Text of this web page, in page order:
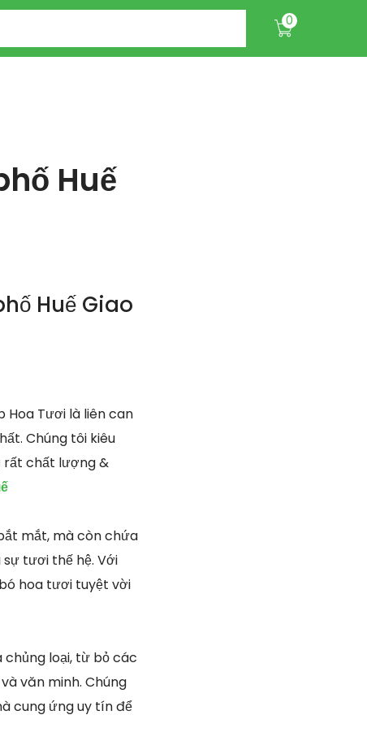
0
Huế
Huế Giao
Hoa Tươi là liên can
Chúng tôi kiêu
rất chất lượng &
mắt, mà còn chứa
tươi thế hệ. Với
hoa tươi tuyệt vời
loại, từ bỏ các
văn minh. Chúng
cung ứng uy tín để